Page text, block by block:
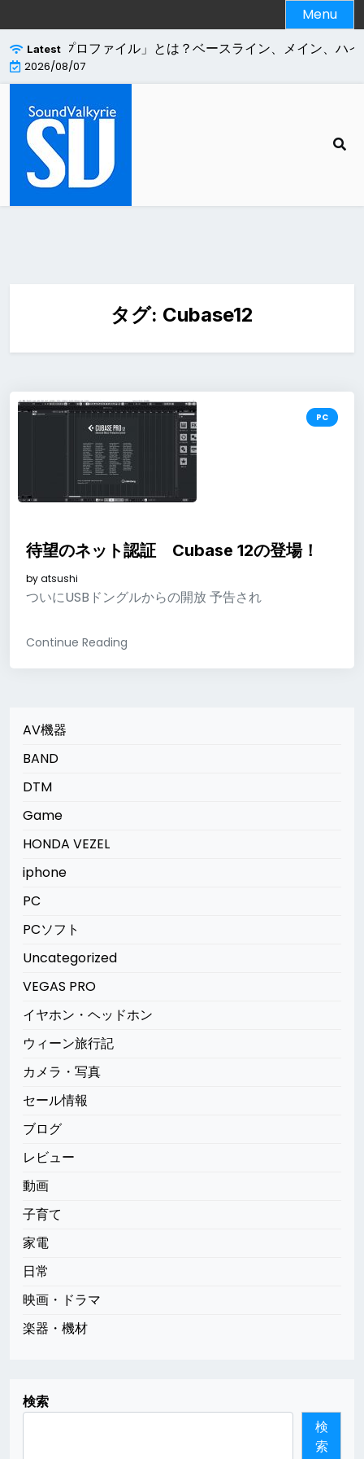
to
content
Menu
Latest
ドの「プロファイル」とは？ベースライン、メイン、ハ
2026/08/07
タグ: Cubase12
PC
待望のネット認証 Cubase 12の登場！
byatsushi
ついにUSBドングルからの開放 予告され
Continue Reading
AV機器
BAND
DTM
Game
HONDA VEZEL
iphone
PC
PCソフト
Uncategorized
VEGAS PRO
イヤホン・ヘッドホン
ウィーン旅行記
カメラ・写真
セール情報
ブログ
レビュー
動画
子育て
家電
日常
映画・ドラマ
楽器・機材
検索
検
索